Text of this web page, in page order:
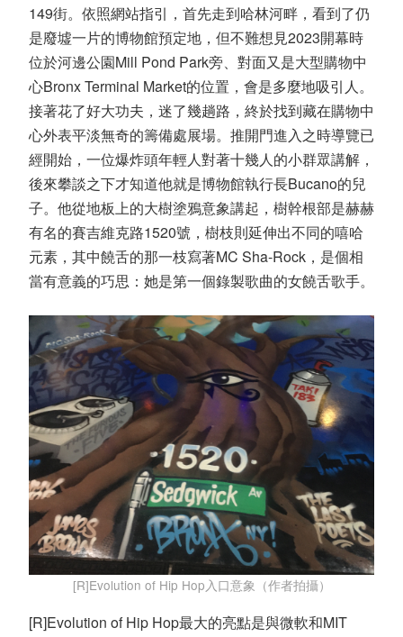
149街。依照網站指引，首先走到哈林河畔，看到了仍
是廢墟一片的博物館預定地，但不難想見2023開幕時
位於河邊公園Mill Pond Park旁、對面又是大型購物中
心Bronx Terminal Market的位置，會是多麼地吸引人。
接著花了好大功夫，迷了幾趟路，終於找到藏在購物中
心外表平淡無奇的籌備處展場。推開門進入之時導覽已
經開始，一位爆炸頭年輕人對著十幾人的小群眾講解，
後來攀談之下才知道他就是博物館執行長Bucano的兒
子。他從地板上的大樹塗鴉意象講起，樹幹根部是赫赫
有名的賽吉維克路1520號，樹枝則延伸出不同的嘻哈
元素，其中饒舌的那一枝寫著MC Sha-Rock，是個相
當有意義的巧思：她是第一個錄製歌曲的女饒舌歌手。
[R]Evolution of Hip Hop入口意象（作者拍攝）
[R]Evolution of Hip Hop最大的亮點是與微軟和MIT